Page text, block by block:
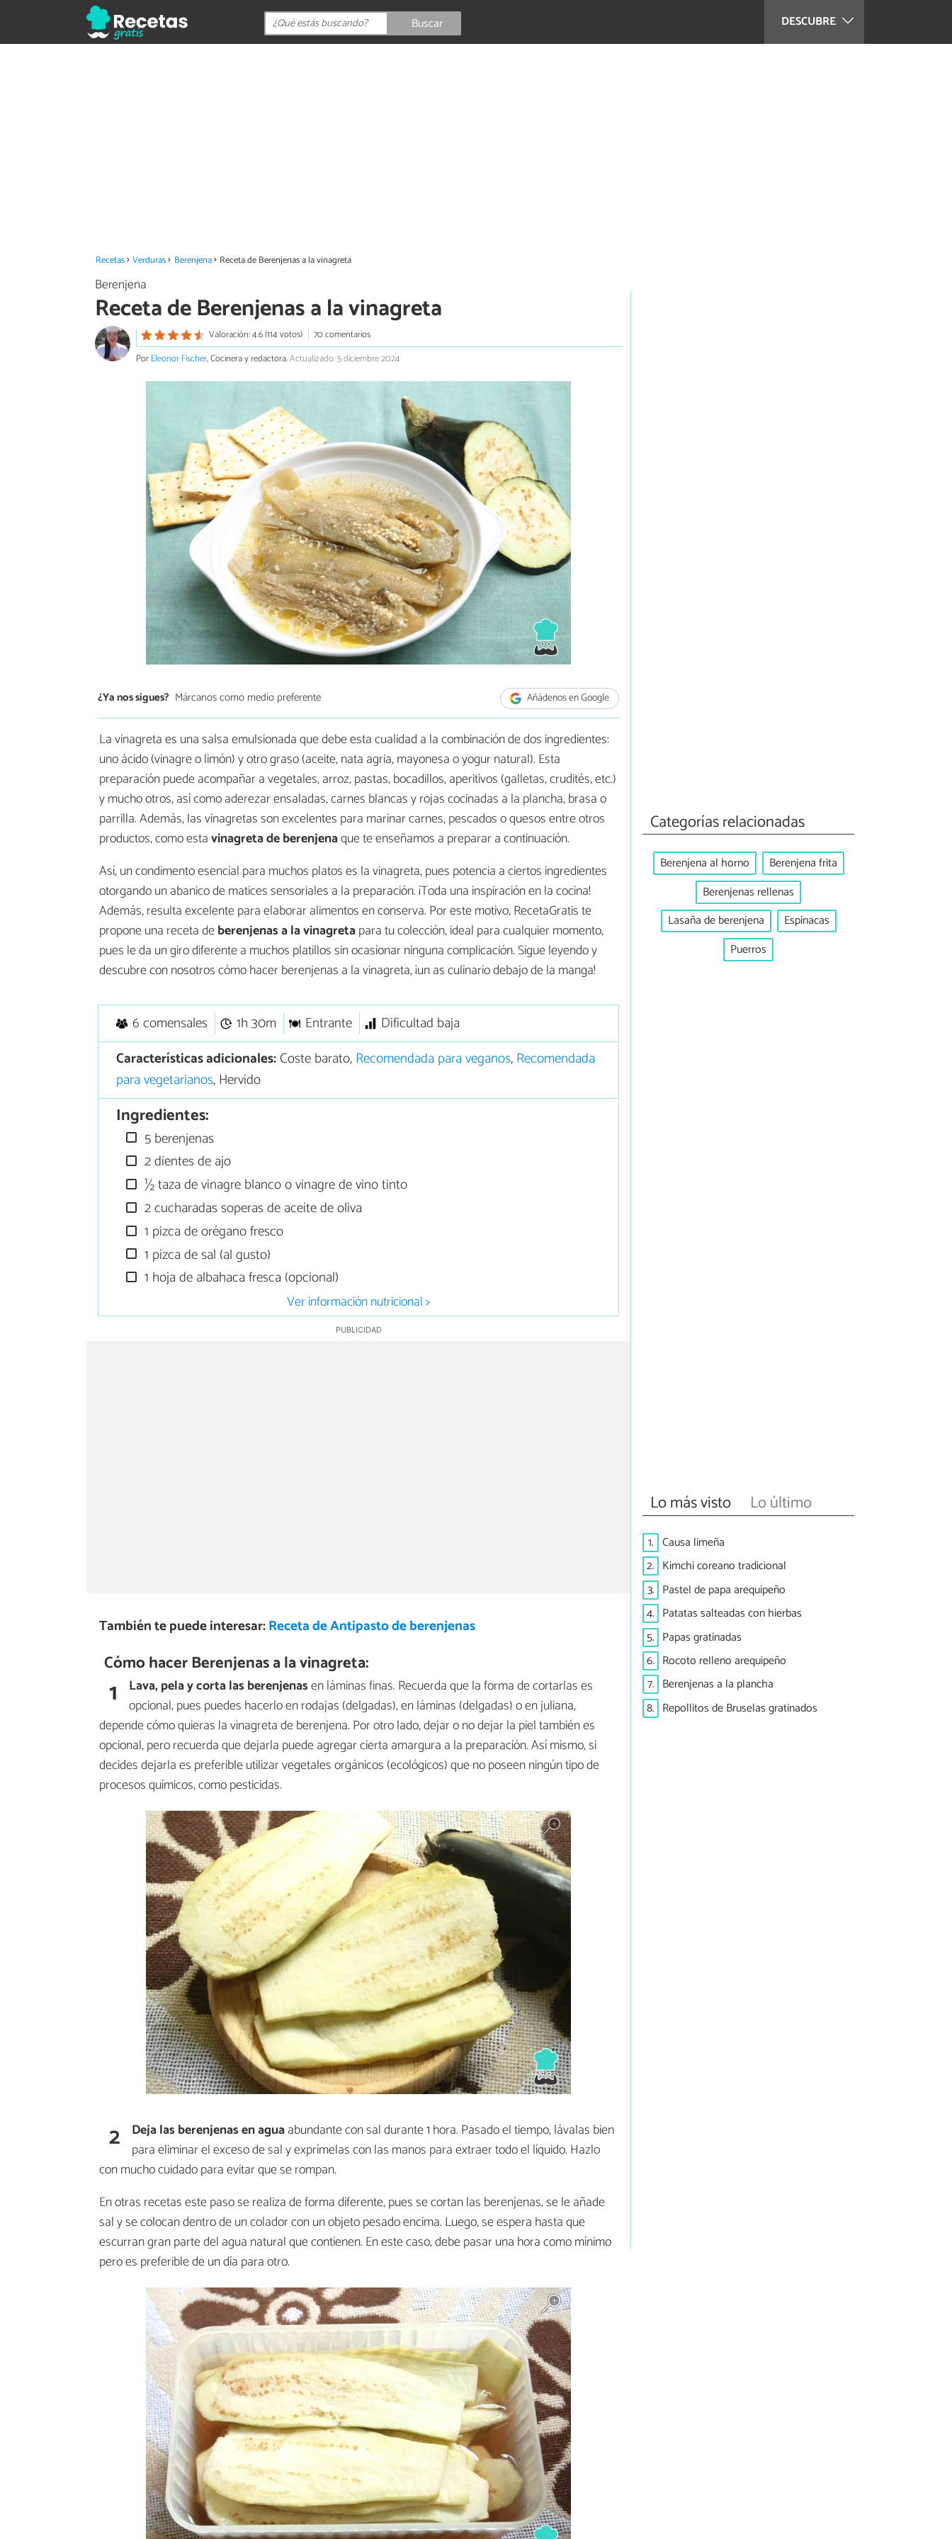
DESCUBRE
Buscar
Recetas Verduras Berenjena Receta de Berenjenas a la vinagreta
Berenjena
Receta de Berenjenas a la vinagreta
Valoración: 4.6 (114 votos)
70 comentarios
PorEleonor Fischer, Cocinera y redactora.Actualizado: 5 diciembre 2024
¿Ya nos sigues? Márcanos como medio preferente Añádenos en Google
La vinagreta es una salsa emulsionada que debe esta cualidad a la combinación de dos ingredientes:
uno ácido (vinagre o limón) y otro graso (aceite, nata agria, mayonesa o yogur natural). Esta
preparación puede acompañar a vegetales, arroz, pastas, bocadillos, aperitivos (galletas, crudités, etc.)
y mucho otros, así como aderezar ensaladas, carnes blancas y rojas cocinadas a la plancha, brasa o
parrilla. Además, las vinagretas son excelentes para marinar carnes, pescados o quesos entre otros
productos, como estavinagreta de berenjenaque te enseñamos a preparar a continuación.
Así, un condimento esencial para muchos platos es la vinagreta, pues potencia a ciertos ingredientes
otorgando un abanico de matices sensoriales a la preparación. ¡Toda una inspiración en la cocina!
Además, resulta excelente para elaborar alimentos en conserva. Por este motivo, RecetaGratis te
propone una receta deberenjenas a la vinagretapara tu colección, ideal para cualquier momento,
pues le da un giro diferente a muchos platillos sin ocasionar ninguna complicación. Sigue leyendo y
descubre con nosotros cómo hacer berenjenas a la vinagreta, ¡un as culinario debajo de la manga!
6 comensales 1h 30m Entrante
Dificultad baja
Características adicionales:Coste barato,Recomendada para veganos,Recomendada
para vegetarianos, Hervido
Ingredientes:
5 berenjenas
2 dientes de ajo
½ taza de vinagre blanco o vinagre de vino tinto
2 cucharadas soperas de aceite de oliva
1 pizca de orégano fresco
1 pizca de sal (al gusto)
1 hoja de albahaca fresca (opcional)
Ver información nutricional >
También te puede interesar:Receta de Antipasto de berenjenas
Cómo hacer Berenjenas a la vinagreta:
1 Lava, pela y corta las berenjenasen láminas finas. Recuerda que la forma de cortarlas es
opcional, pues puedes hacerlo en rodajas (delgadas), en láminas (delgadas) o en juliana,
depende cómo quieras la vinagreta de berenjena. Por otro lado, dejar o no dejar la piel también es
opcional, pero recuerda que dejarla puede agregar cierta amargura a la preparación. Así mismo, si
decides dejarla es preferible utilizar vegetales orgánicos (ecológicos) que no poseen ningún tipo de
procesos químicos, como pesticidas.
2 Deja las berenjenas en aguaabundante con sal durante 1 hora. Pasado el tiempo, lávalas bien
para eliminar el exceso de sal y exprímelas con las manos para extraer todo el líquido. Hazlo
con mucho cuidado para evitar que se rompan.
En otras recetas este paso se realiza de forma diferente, pues se cortan las berenjenas, se le añade
sal y se colocan dentro de un colador con un objeto pesado encima. Luego, se espera hasta que
escurran gran parte del agua natural que contienen. En este caso, debe pasar una hora como mínimo
pero es preferible de un día para otro.
Categorías relacionadas
Berenjena al horno
Berenjena frita
Berenjenas rellenas
Lasaña de berenjena
Espinacas
Puerros
Lo más visto Lo último
1. Causa limeña
2. Kimchi coreano tradicional
3. Pastel de papa arequipeño
4. Patatas salteadas con hierbas
5. Papas gratinadas
6. Rocoto relleno arequipeño
7. Berenjenas a la plancha
8. Repollitos de Bruselas gratinados